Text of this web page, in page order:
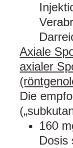
Axiale
axialer
Die
160
Dosis